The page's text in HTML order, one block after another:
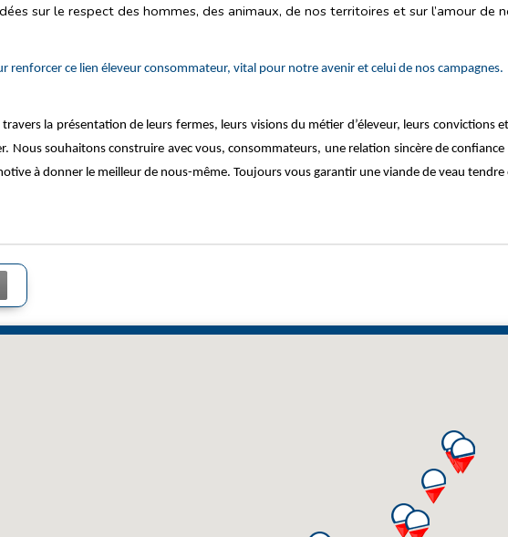
sur le respect des hommes, des animaux, de nos territoires et sur l’amour de
ce lien éleveur consommateur, vital pour notre avenir et celui de nos campagnes.
travers la présentation de leurs fermes, leurs visions du métier d’éleveur, leurs
Nous souhaitons construire avec vous, consommateurs, une relation sincère de
à donner le meilleur de nous-même. Toujours vous garantir une viande de veau